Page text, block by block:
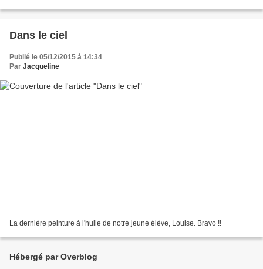
Dans le ciel
Publié le 05/12/2015 à 14:34
Par Jacqueline
La dernière peinture à l'huile de notre jeune élève, Louise. Bravo !!
Hébergé par Overblog